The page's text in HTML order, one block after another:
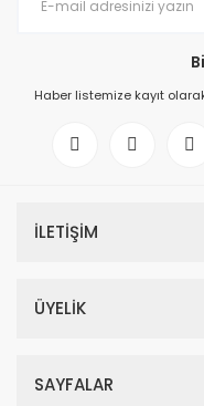
Haber listemize kayıt
İLETİŞİM
ÜYELİK
SAYFALAR